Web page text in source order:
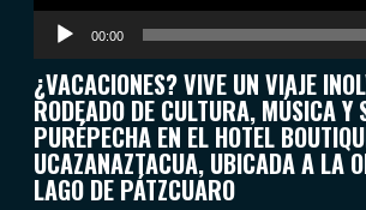
00:00
¿VACACIONES? VIVE UN VIAJE
RODEADO DE CULTURA, MÚSICA Y
PURÉPECHA EN EL HOTEL
UCAZANAZTACUA, UBICADA A LA
LAGO DE PÁTZCUARO